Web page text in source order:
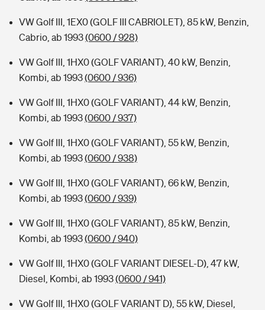
VW Golf III, 1EX0 (GOLF III CABRIOLET), 85 kW, Benzin,
Cabrio, ab 1993(0600 / 928)
VW Golf III, 1HX0 (GOLF VARIANT), 40 kW, Benzin,
Kombi, ab 1993(0600 / 936)
VW Golf III, 1HX0 (GOLF VARIANT), 44 kW, Benzin,
Kombi, ab 1993(0600 / 937)
VW Golf III, 1HX0 (GOLF VARIANT), 55 kW, Benzin,
Kombi, ab 1993(0600 / 938)
VW Golf III, 1HX0 (GOLF VARIANT), 66 kW, Benzin,
Kombi, ab 1993(0600 / 939)
VW Golf III, 1HX0 (GOLF VARIANT), 85 kW, Benzin,
Kombi, ab 1993(0600 / 940)
VW Golf III, 1HX0 (GOLF VARIANT DIESEL-D), 47 kW,
Diesel, Kombi, ab 1993(0600 / 941)
VW Golf III, 1HX0 (GOLF VARIANT D), 55 kW, Diesel,